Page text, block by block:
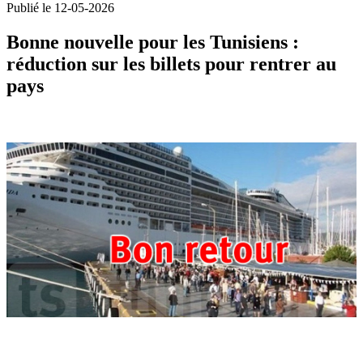
Publié le 12-05-2026
Bonne nouvelle pour les Tunisiens :
réduction sur les billets pour rentrer au
pays